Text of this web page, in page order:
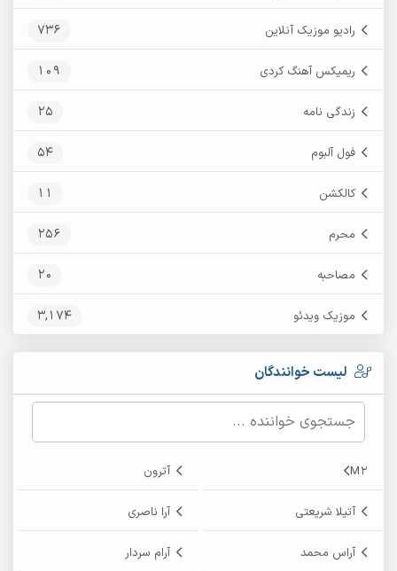
رادیو موزیک آنلاین 736
ریمیکس آهنگ کردی 109
زندگی نامه 25
فول آلبوم 54
کالکشن 11
محرم 256
مصاحبه 20
موزیک ویدئو 3,174
لیست خوانندگان
M2 آترون
آتیلا شریعتی آرا ناصری
آراس محمد آرام سردار